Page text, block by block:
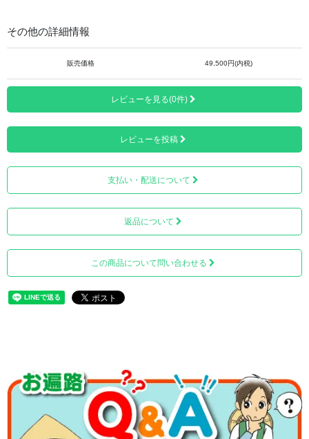
いた日よりお渡しするまで最低5週間かかる商品です。（ご
注文後は、返品・交換はできませんので何卒ご了承くださ
「足長（サイズ）」「足幅」をご指定ください。
サイズは、22.5～27.5cm（0.5cm刻み）となります。
その他の詳細情報
販売価格 49,500円(内税)
レビューを見る(0件)
レビューを投稿
支払い・配送について
返品について
この商品について問い合わせる